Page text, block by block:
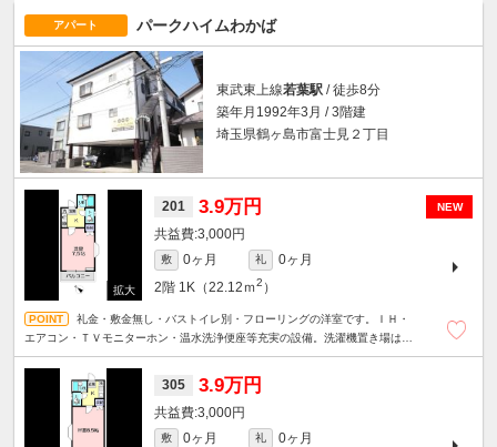
アパート パークハイムわかば
東武東上線若葉駅 / 徒歩8分
築年月1992年3月 / 3階建
埼玉県鶴ヶ島市富士見２丁目
NEW
201 3.9万円
3,000円
敷 0ヶ月 礼
0ヶ月
2階 1K（22.12ｍ2 ）
礼金・敷金無し・バストイレ別・フローリングの洋室です。ＩＨ・
エアコン・ＴＶモニターホン・温水洗浄便座等充実の設備。洗濯機置き場は室
305 3.9万円
3,000円
敷 0ヶ月 礼
0ヶ月